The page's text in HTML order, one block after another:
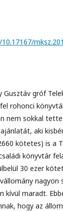
Gusztáv gróf
rohonci
nem sokkal
aki
kötetes) is a
könyvtár
30 ezer
kívül maradt.
hogy az